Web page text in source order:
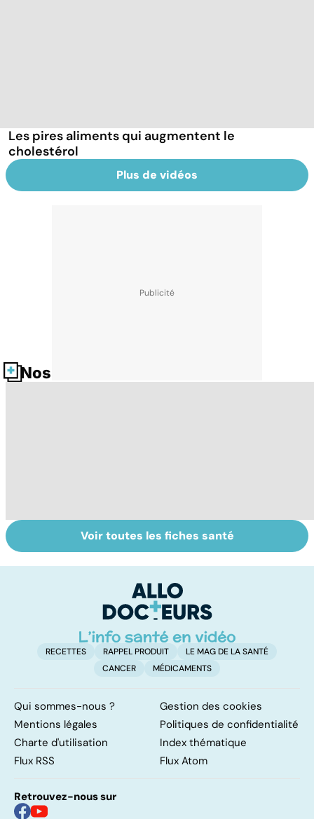
Les pires aliments qui augmentent le
cholestérol
Plus de vidéos
Nos fiches santé
Comment tenir
ses bonnes
Muscler ses
abdos pour
ventre plat
Voir toutes les fiches santé
RECETTES RAPPEL PRODUIT
LE MAG DE LA SANTÉ
CANCER
MÉDICAMENTS
Qui sommes-nous ?
Gestion des cookies
Mentions légales
Politiques de confidentialité
Charte d'utilisation
Index thématique
Flux RSS
Flux Atom
Retrouvez-nous sur